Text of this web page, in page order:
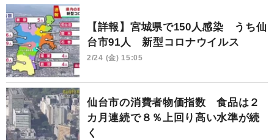
【詳報】宮城県で150人感染 うち仙
台市91人 新型コロナウイルス
2/24 (金) 15:05
仙台市の消費者物価指数 食品は２
カ月連続で８％上回り高い水準が続
く